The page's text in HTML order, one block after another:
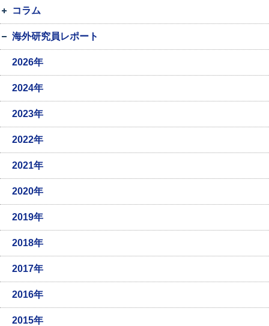
コラム
海外研究員レポート
2026年
2024年
2023年
2022年
2021年
2020年
2019年
2018年
2017年
2016年
2015年